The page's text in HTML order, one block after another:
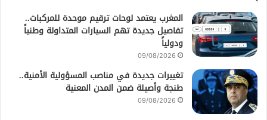
المغرب يعتمد لوحات ترقيم موحدة للمركبات..
تفاصيل جديدة تهم السيارات المتداولة وطنياً
ودولياً
09/08/2026
تغييرات جديدة في مناصب المسؤولية الأمنية..
طنجة وأصيلة ضمن المدن المعنية
09/08/2026